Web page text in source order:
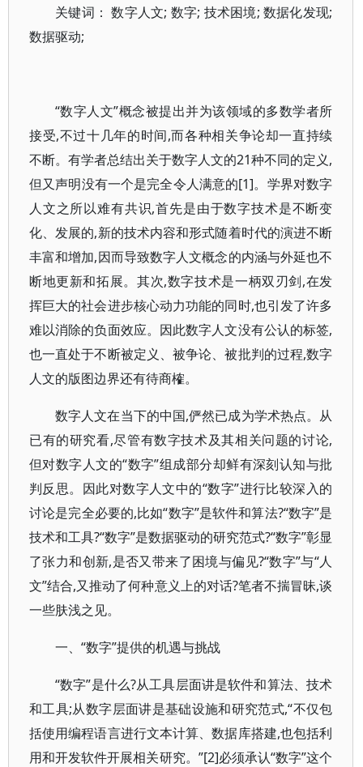
关键词： 数字人文; 数字; 技术困境; 数据化发现;
数据驱动;
“数字人文”概念被提出并为该领域的多数学者所
接受,不过十几年的时间,而各种相关争论却一直持续
不断。有学者总结出关于数字人文的21种不同的定义,
但又声明没有一个是完全令人满意的[1]。学界对数字
人文之所以难有共识,首先是由于数字技术是不断变
化、发展的,新的技术内容和形式随着时代的演进不断
丰富和增加,因而导致数字人文概念的内涵与外延也不
断地更新和拓展。其次,数字技术是一柄双刃剑,在发
挥巨大的社会进步核心动力功能的同时,也引发了许多
难以消除的负面效应。因此数字人文没有公认的标签,
也一直处于不断被定义、被争论、被批判的过程,数字
人文的版图边界还有待商榷。
数字人文在当下的中国,俨然已成为学术热点。从
已有的研究看,尽管有数字技术及其相关问题的讨论,
但对数字人文的“数字”组成部分却鲜有深刻认知与批
判反思。因此对数字人文中的“数字”进行比较深入的
讨论是完全必要的,比如“数字”是软件和算法?“数字”是
技术和工具?“数字”是数据驱动的研究范式?“数字”彰显
了张力和创新,是否又带来了困境与偏见?“数字”与“人
文”结合,又推动了何种意义上的对话?笔者不揣冒昧,谈
一些肤浅之见。
一、“数字”提供的机遇与挑战
“数字”是什么?从工具层面讲是软件和算法、技术
和工具;从数字层面讲是基础设施和研究范式,“不仅包
括使用编程语言进行文本计算、数据库搭建,也包括利
用和开发软件开展相关研究。”[2]必须承认“数字”这个